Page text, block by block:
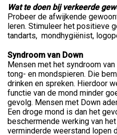
Wat te doen bij verkeerde
Probeer de afwijkende
leren. Stimuleer het positieve
tandarts, mondhygiënist,
Syndroom van Down
Mensen met het syndroom
tong- en mondspieren. Die
drinken en spreken. Hierdoor
functie van de mond minder
gevolg. Mensen met Down
Een droge mond is dan het
beschermende werking van
verminderde weerstand lopen